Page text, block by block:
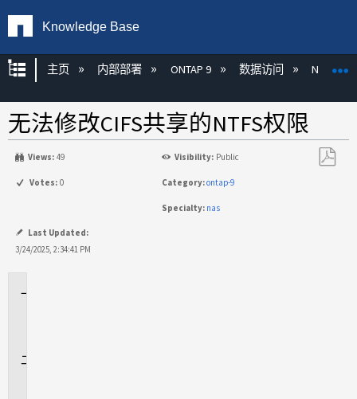
Knowledge Base
扩展/隐缩全局层次
主页 内部部署 ONTAP 9 数据访问 NAS
无法修改CIFS共享的NTFS权限
Views: 49 Visibility: Public
Votes: 0 Category:ontap-9
Specialty: nas
Last Updated:
3/24/2025, 2:34:41 PM